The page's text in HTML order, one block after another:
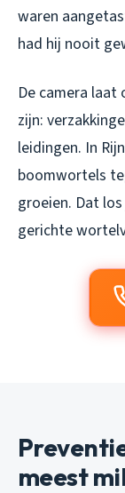
waren
had hij nooit
De camera
zijn:
leidingen. In
boomwortels
groeien. Dat
gerichte
meest